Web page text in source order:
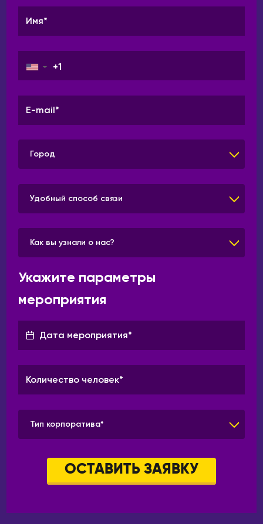
▼
Город
Удобный способ связи
Как вы узнали о нас?
Укажите параметры
мероприятия
Тип корпоратива*
ОСТАВИТЬ ЗАЯВКУ